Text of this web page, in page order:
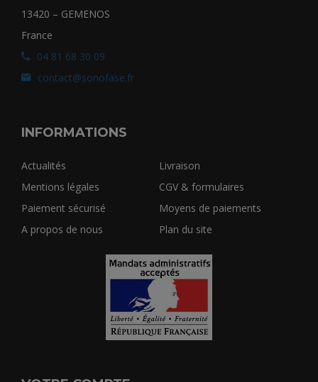
13420 – GEMENOS
France
04 81 68 30 09
contact@sonofase.fr
INFORMATIONS
Actualités
Livraison
Mentions légales
CGV & formulaires
Paiement sécurisé
Moyens de paiements
A propos de nous
Plan du site